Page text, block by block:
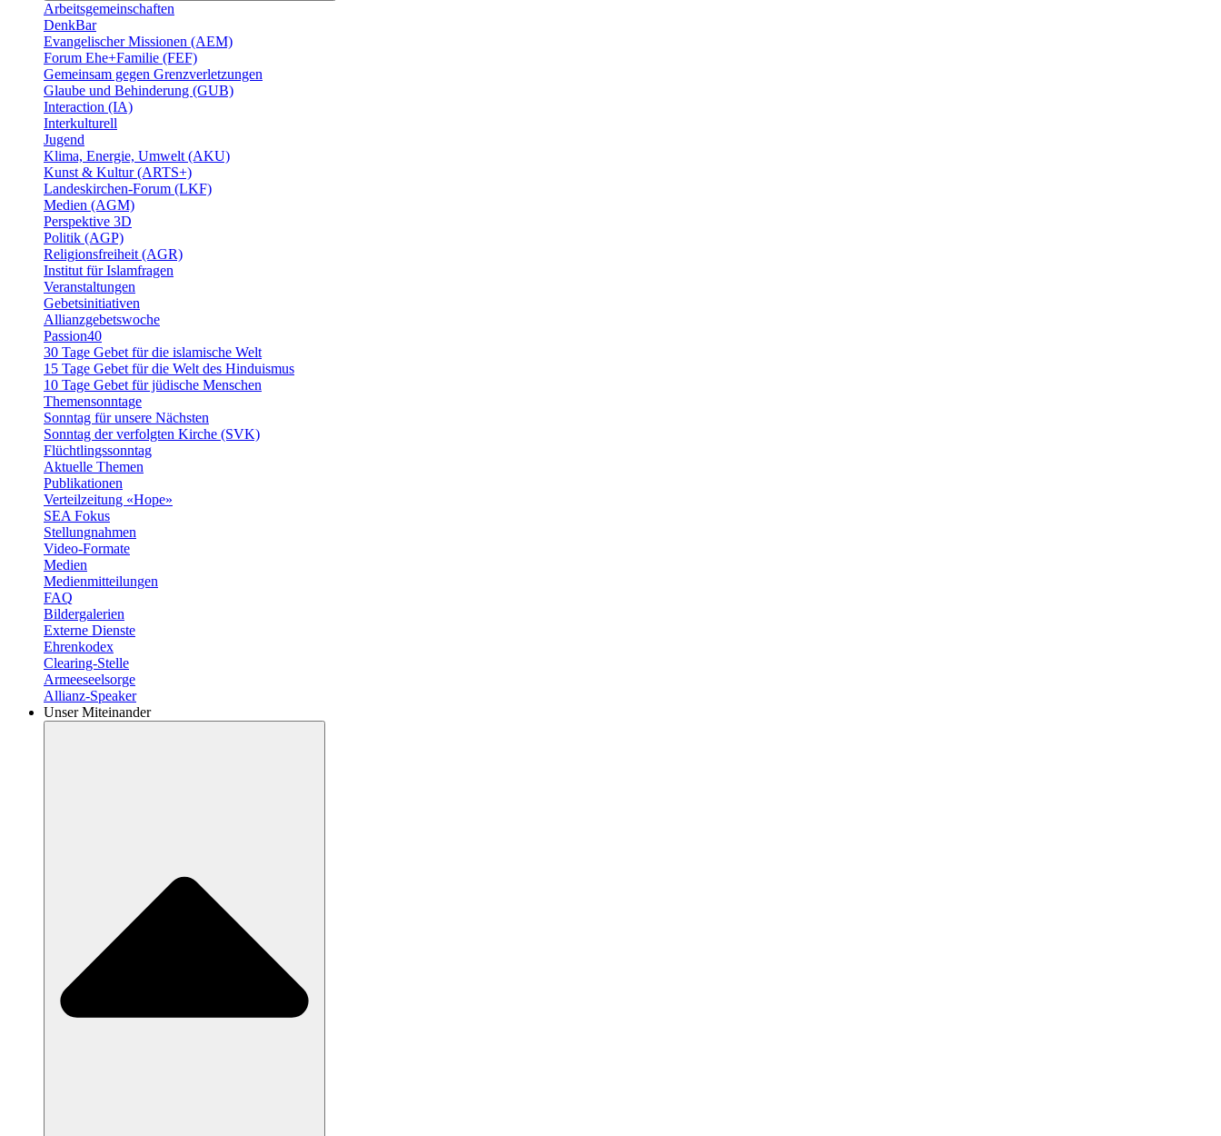
Arbeitsgemeinschaften
DenkBar
Evangelischer Missionen (AEM)
Forum Ehe+Familie (FEF)
Gemeinsam gegen Grenzverletzungen
Glaube und Behinderung (GUB)
Interaction (IA)
Interkulturell
Jugend
Klima, Energie, Umwelt (AKU)
Kunst & Kultur (ARTS+)
Landeskirchen-Forum (LKF)
Medien (AGM)
Perspektive 3D
Politik (AGP)
Religionsfreiheit (AGR)
Institut für Islamfragen
Veranstaltungen
Gebetsinitiativen
Allianzgebetswoche
Passion40
30 Tage Gebet für die islamische Welt
15 Tage Gebet für die Welt des Hinduismus
10 Tage Gebet für jüdische Menschen
Themensonntage
Sonntag für unsere Nächsten
Sonntag der verfolgten Kirche (SVK)
Flüchtlingssonntag
Aktuelle Themen
Publikationen
Verteilzeitung «Hope»
SEA Fokus
Stellungnahmen
Video-Formate
Medien
Medienmitteilungen
FAQ
Bildergalerien
Externe Dienste
Ehrenkodex
Clearing-Stelle
Armeeseelsorge
Allianz-Speaker
Unser Miteinander